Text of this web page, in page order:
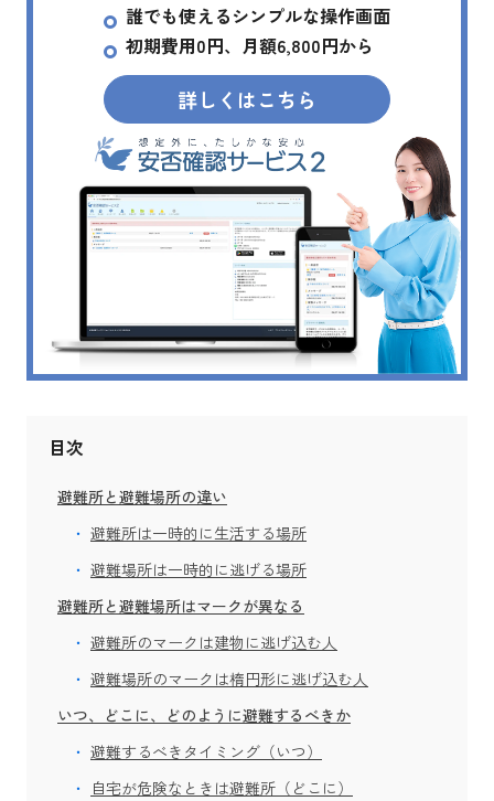
誰でも使えるシンプルな操作画面
初期費用0円、月額6,800円から
詳しくはこちら
目次
避難所と避難場所の違い
避難所は一時的に生活する場所
避難場所は一時的に逃げる場所
避難所と避難場所はマークが異なる
避難所のマークは建物に逃げ込む人
避難場所のマークは楕円形に逃げ込む人
いつ、どこに、どのように避難するべきか
避難するべきタイミング（いつ）
自宅が危険なときは避難所（どこに）